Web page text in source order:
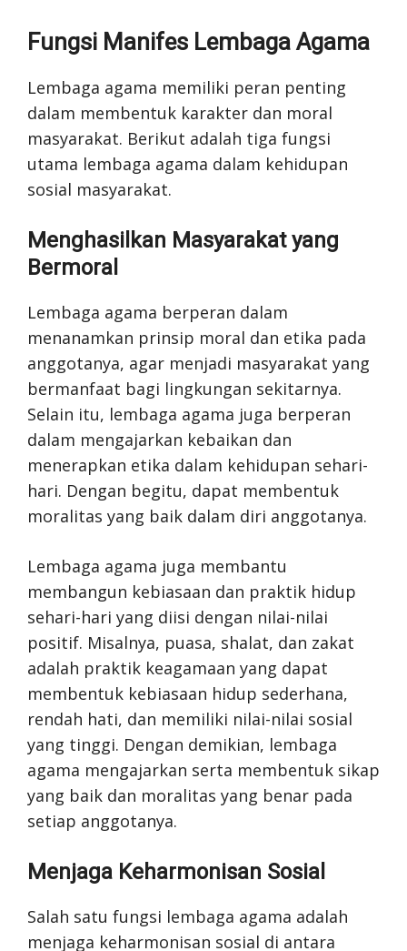
Fungsi Manifes Lembaga Agama
Lembaga agama memiliki peran penting
dalam membentuk karakter dan moral
masyarakat. Berikut adalah tiga fungsi
utama lembaga agama dalam kehidupan
sosial masyarakat.
Menghasilkan Masyarakat yang
Bermoral
Lembaga agama berperan dalam
menanamkan prinsip moral dan etika pada
anggotanya, agar menjadi masyarakat yang
bermanfaat bagi lingkungan sekitarnya.
Selain itu, lembaga agama juga berperan
dalam mengajarkan kebaikan dan
menerapkan etika dalam kehidupan sehari-
hari. Dengan begitu, dapat membentuk
moralitas yang baik dalam diri anggotanya.
Lembaga agama juga membantu
membangun kebiasaan dan praktik hidup
sehari-hari yang diisi dengan nilai-nilai
positif. Misalnya, puasa, shalat, dan zakat
adalah praktik keagamaan yang dapat
membentuk kebiasaan hidup sederhana,
rendah hati, dan memiliki nilai-nilai sosial
yang tinggi. Dengan demikian, lembaga
agama mengajarkan serta membentuk sikap
yang baik dan moralitas yang benar pada
setiap anggotanya.
Menjaga Keharmonisan Sosial
Salah satu fungsi lembaga agama adalah
menjaga keharmonisan sosial di antara